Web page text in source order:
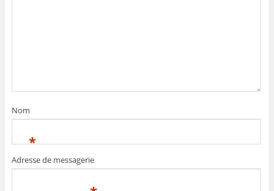
Nom
*
Adresse de messagerie